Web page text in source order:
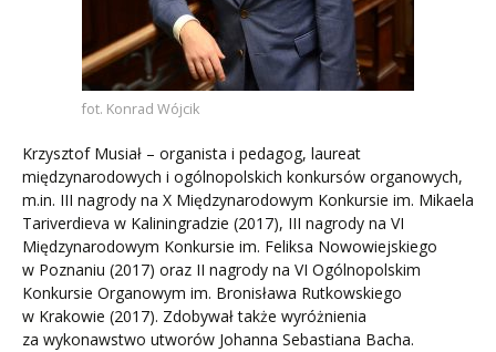
fot. Konrad Wójcik
Krzysztof Musiał – organista i pedagog, laureat
międzynarodowych i ogólnopolskich konkursów organowych,
m.in. III nagrody na X Międzynarodowym Konkursie im. Mikaela
Tariverdieva w Kaliningradzie (2017), III nagrody na VI
Międzynarodowym Konkursie im. Feliksa Nowowiejskiego
w Poznaniu (2017) oraz II nagrody na VI Ogólnopolskim
Konkursie Organowym im. Bronisława Rutkowskiego
w Krakowie (2017). Zdobywał także wyróżnienia
za wykonawstwo utworów Johanna Sebastiana Bacha.